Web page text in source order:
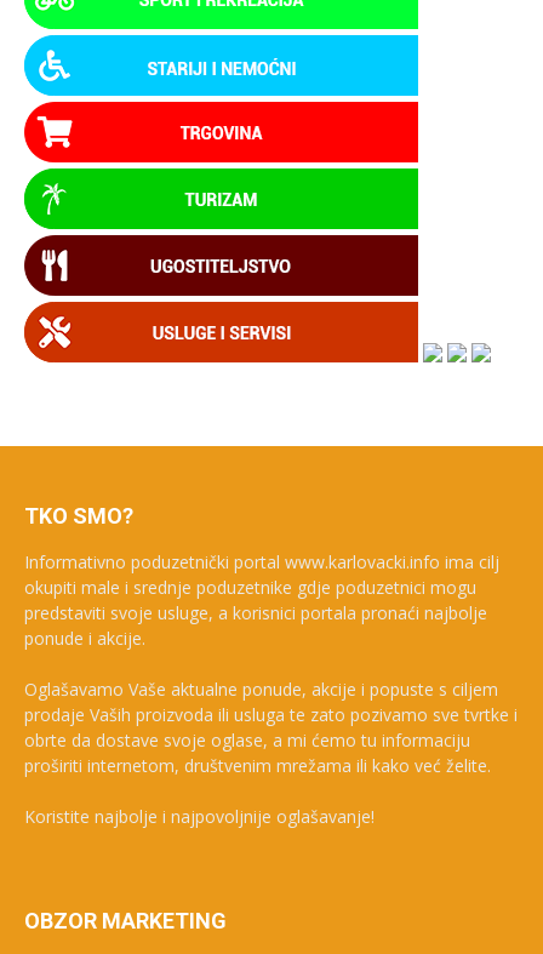
TKO SMO?
Informativno poduzetnički portal www.karlovacki.info ima cilj
okupiti male i srednje poduzetnike gdje poduzetnici mogu
predstaviti svoje usluge, a korisnici portala pronaći najbolje
ponude i akcije.
Oglašavamo Vaše aktualne ponude, akcije i popuste s ciljem
prodaje Vaših proizvoda ili usluga te zato pozivamo sve tvrtke i
obrte da dostave svoje oglase, a mi ćemo tu informaciju
proširiti internetom, društvenim mrežama ili kako već želite.
Koristite najbolje i najpovoljnije oglašavanje!
OBZOR MARKETING